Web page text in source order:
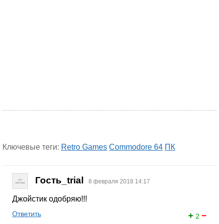
Ключевые теги: Retro Games Commodore 64 ПК
Гость_trial 8 февраля 2018 14:17
Джойстик одобряю!!!
+ 2 −
Ответить